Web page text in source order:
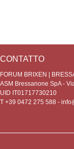
CONTATTO
FORUM BRIXEN |
ASM Bressanone SpA -
UID IT01717730210
T +39 0472 275 588 -